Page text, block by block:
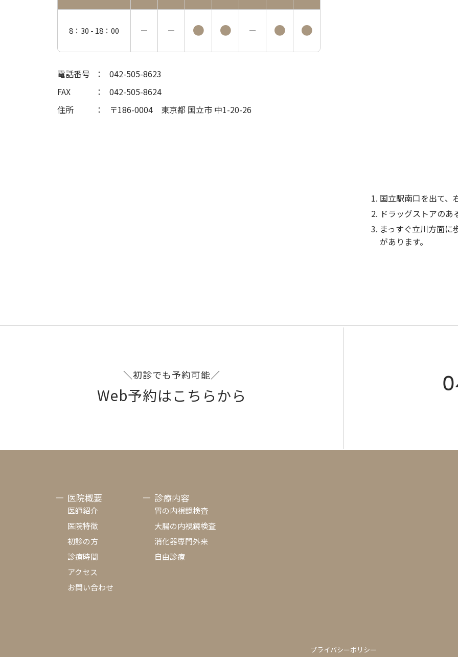
8：30 - 18：00 ー ー ● ● ー ● ●
電話番号
042-505-8623
FAX
042-505-8624
住所
〒186-0004 東京都 国立市 中1-20-26
国立駅南口を出て、
ドラッグストアのあ
まっすぐ立川方面に
があります。
＼初診でも予約可能／
Web予約はこちらから
医院概要
医師紹介
医院特徴
初診の方
診療時間
アクセス
お問い合わせ
診療内容
胃の内視鏡検査
大腸の内視鏡検査
消化器専門外来
自由診療
プライバシーポリシー